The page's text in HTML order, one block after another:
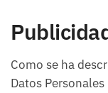
Como se ha
Datos